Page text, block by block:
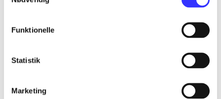
Funktionelle
Statistik
Marketing
...
...